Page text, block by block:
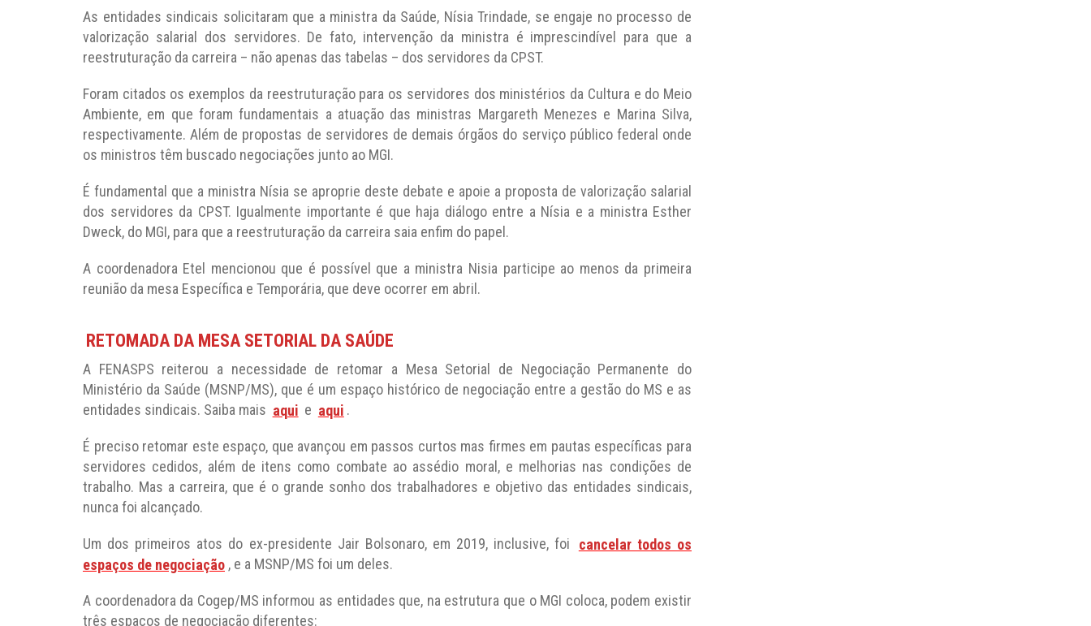
As entidades sindicais solicitaram que a ministra da Saúde, Nísia Trindade, se engaje no processo de
valorização salarial dos servidores. De fato, intervenção da ministra é imprescindível para que a
reestruturação da carreira – não apenas das tabelas – dos servidores da CPST.
Foram citados os exemplos da reestruturação para os servidores dos ministérios da Cultura e do Meio
Ambiente, em que foram fundamentais a atuação das ministras Margareth Menezes e Marina Silva,
respectivamente. Além de propostas de servidores de demais órgãos do serviço público federal onde
os ministros têm buscado negociações junto ao MGI.
É fundamental que a ministra Nísia se aproprie deste debate e apoie a proposta de valorização salarial
dos servidores da CPST. Igualmente importante é que haja diálogo entre a Nísia e a ministra Esther
Dweck, do MGI, para que a reestruturação da carreira saia enfim do papel.
A coordenadora Etel mencionou que é possível que a ministra Nisia participe ao menos da primeira
reunião da mesa Específica e Temporária, que deve ocorrer em abril.
RETOMADA DA MESA SETORIAL DA SAÚDE
A FENASPS reiterou a necessidade de retomar a Mesa Setorial de Negociação Permanente do
Ministério da Saúde (MSNP/MS), que é um espaço histórico de negociação entre a gestão do MS e as
entidades sindicais. Saiba mais aqui e aqui .
É preciso retomar este espaço, que avançou em passos curtos mas firmes em pautas específicas para
servidores cedidos, além de itens como combate ao assédio moral, e melhorias nas condições de
trabalho. Mas a carreira, que é o grande sonho dos trabalhadores e objetivo das entidades sindicais,
nunca foi alcançado.
Um dos primeiros atos do ex-presidente Jair Bolsonaro, em 2019, inclusive, foi
cancelar todos os
espaços de negociação , e a MSNP/MS foi um deles.
A coordenadora da Cogep/MS informou as entidades que, na estrutura que o MGI coloca, podem existir
três espaços de negociação diferentes: